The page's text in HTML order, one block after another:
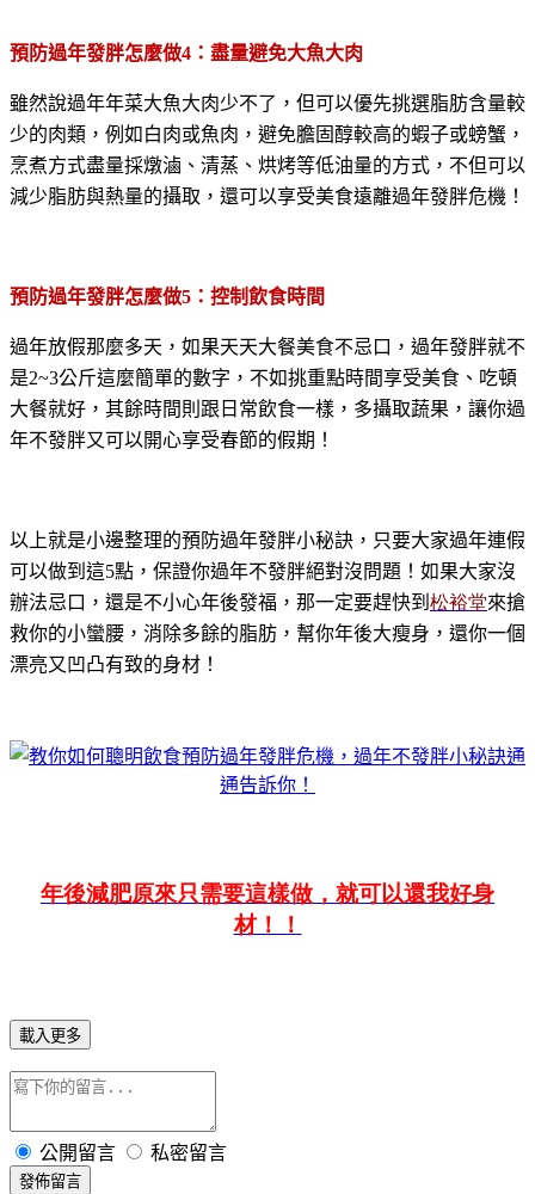
預防過年發胖怎麼做4 ：盡量避免大魚大肉
雖然說過年年菜大魚大肉少不了，但可以優先挑選脂肪含量較
少的肉類，例如白肉或魚肉，避免膽固醇較高的蝦子或螃蟹，
烹煮方式盡量採燉滷、清蒸、烘烤等低油量的方式，不但可以
減少脂肪與熱量的攝取，還可以享受美食遠離過年發胖危機！
預防過年發胖怎麼做5 ：控制飲食時間
過年放假那麼多天，如果天天大餐美食不忌口，過年發胖就不
是2~3公斤這麼簡單的數字，不如挑重點時間享受美食、吃頓
大餐就好，其餘時間則跟日常飲食一樣，多攝取蔬果，讓你過
年不發胖又可以開心享受春節的假期！
以上就是小邊整理的預防過年發胖小秘訣，只要大家過年連假
可以做到這5點，保證你過年不發胖絕對沒問題！如果大家沒
辦法忌口，還是不小心年後發福，那一定要趕快到 松裕堂來搶
救你的小蠻腰，消除多餘的脂肪，幫你年後大瘦身，還你一個
漂亮又凹凸有致的身材！
年後減肥原來只需要這樣做，就可以還我好身
材！！
載入更多
公開留言 私密留言
發佈留言